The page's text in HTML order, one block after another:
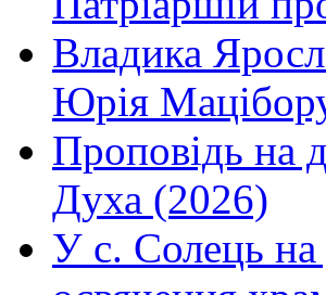
Владика
Юрія
Проповідь на
Духа (2026)
У с. Солець на